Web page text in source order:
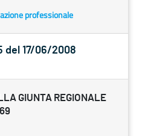
professionale
del 17/06/2008
GIUNTA REGIONALE